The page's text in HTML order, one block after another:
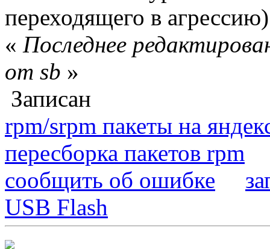
переходящего в
« Последнее
от sb »
Записан
rpm/srpm пакеты на
пересборка пакетов rpm
сообщить об ошибке
USB Flash